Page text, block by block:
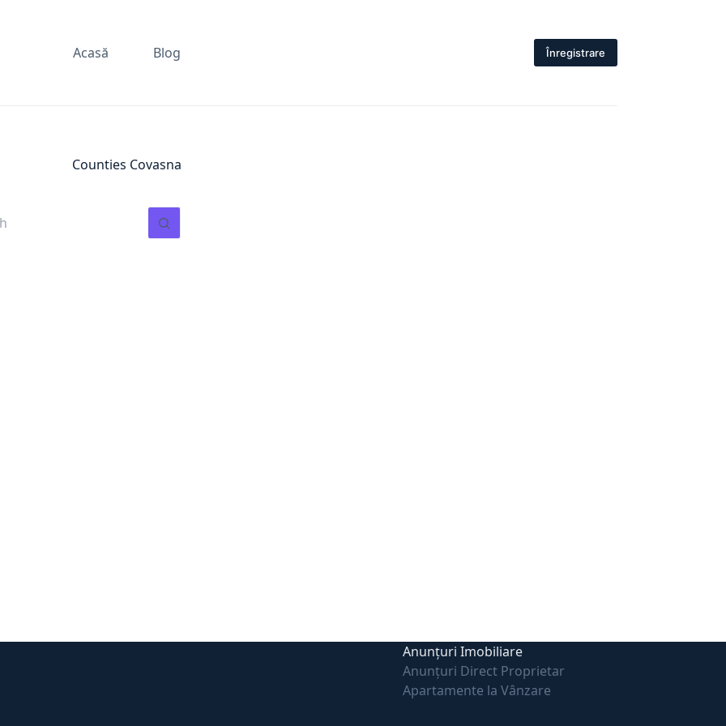
Acasă Blog Înregistrare
Counties Covasna
Anunțuri Imobiliare
Anunțuri Direct Proprietar
Apartamente la Vânzare